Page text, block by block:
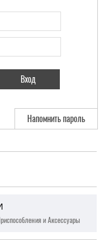
Напомнить пароль
и Аксессуары